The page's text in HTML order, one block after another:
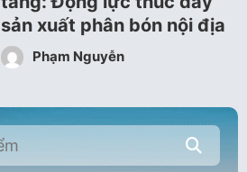
sản xuất phân bón nội địa
Phạm Nguyễn